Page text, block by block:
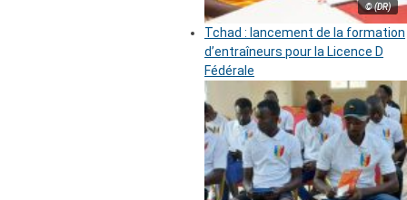
© (DR)
Tchad : lancement de la formation
d’entraîneurs pour la Licence D
Fédérale